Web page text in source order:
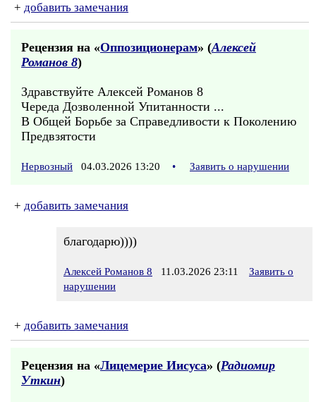
+ добавить замечания
Рецензия на «Оппозиционерам» (Алексей
Романов 8)
Здравствуйте Алексей Романов 8
Череда Дозволенной Упитанности ...
В Общей Борьбе за Справедливости к Поколению
Предвзятости
Нервозный 04.03.2026 13:20 • Заявить о нарушении
+ добавить замечания
благодарю))))
Алексей Романов 8 11.03.2026 23:11
Заявить о
нарушении
+ добавить замечания
Рецензия на «Лицемерие Иисуса» (Радиомир
Уткин)